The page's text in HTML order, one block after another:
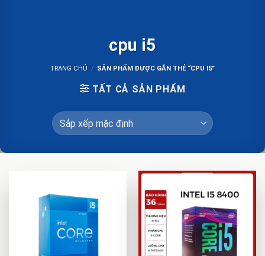
cpu i5
TRANG CHỦ / SẢN PHẨM ĐƯỢC GẮN THẺ “CPU I5”
TẤT CẢ SẢN PHẨM